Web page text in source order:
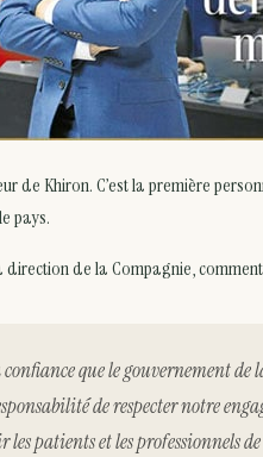
de Khiron. C’est la première
pays.
de la Compagnie,
que le gouvernement de
de respecter notre
patients et les professionnels